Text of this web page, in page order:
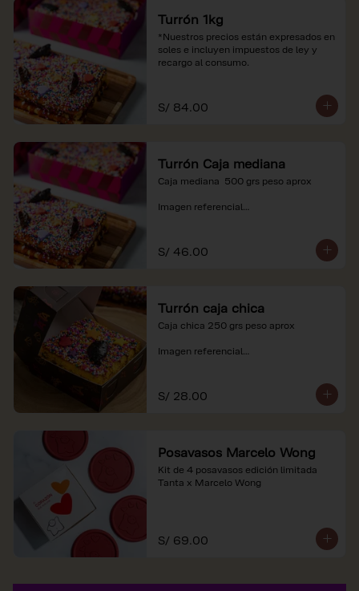
Turrón 1kg
*Nuestros precios están expresados en
soles e incluyen impuestos de ley y
recargo al consumo.
S/ 84.00
Turrón Caja mediana
Caja mediana  500 grs peso aprox
Imagen referencial
soles e incluyen impuestos de ley y
recargo al consumo.
S/ 46.00
Turrón caja chica
Caja chica 250 grs peso aprox
Imagen referencial
soles e incluyen impuestos de ley y
recargo al consumo.
S/ 28.00
Posavasos Marcelo Wong
Kit de 4 posavasos edición limitada
Tanta x Marcelo Wong
S/ 69.00